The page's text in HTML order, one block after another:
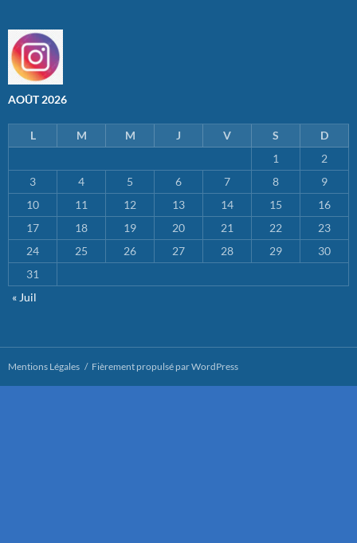
AOÛT 2026
L M M J V S
D
1
2
3
4 5 6 7 8
9
10
11 12 13 14 15
16
17
18 19 20 21 22
23
24
25 26 27 28 29
30
31
« Juil
Mentions Légales Fièrement propulsé par WordPress